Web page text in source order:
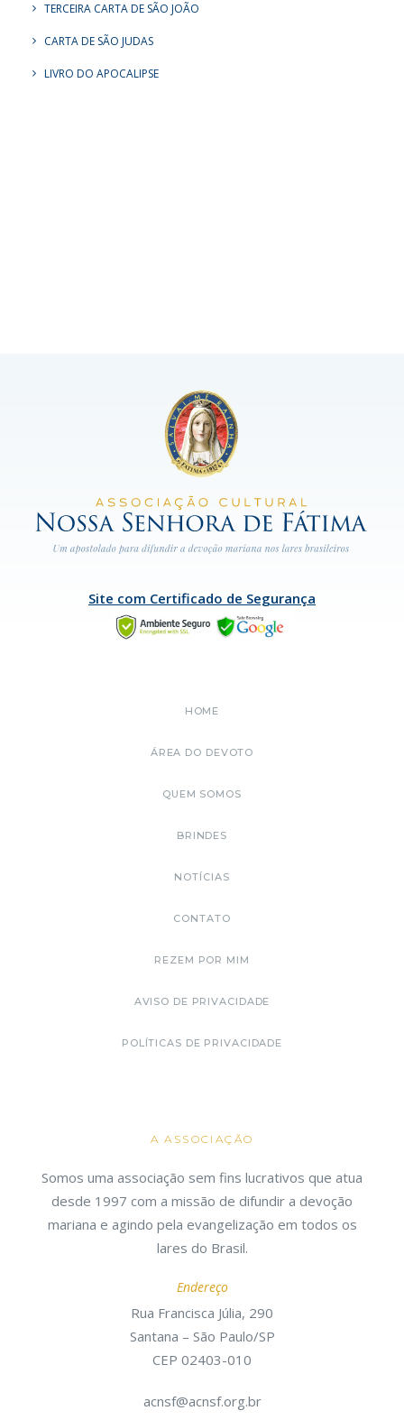
TERCEIRA CARTA DE SÃO JOÃO
CARTA DE SÃO JUDAS
LIVRO DO APOCALIPSE
Site com Certificado de Segurança
HOME
ÁREA DO DEVOTO
QUEM SOMOS
BRINDES
NOTÍCIAS
CONTATO
REZEM POR MIM
AVISO DE PRIVACIDADE
POLÍTICAS DE PRIVACIDADE
A ASSOCIAÇÃO
Somos uma associação sem fins lucrativos que atua
desde 1997 com a missão de difundir a devoção
mariana e agindo pela evangelização em todos os
lares do Brasil.
Endereço
Rua Francisca Júlia, 290
Santana – São Paulo/SP
CEP 02403-010
acnsf@acnsf.org.br